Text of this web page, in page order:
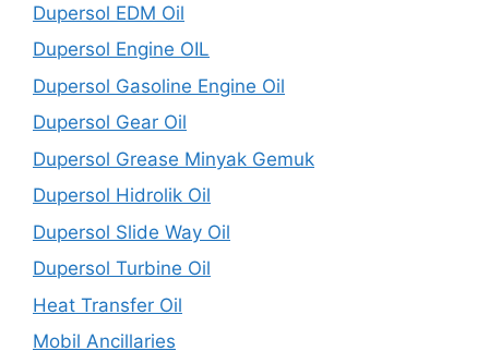
Dupersol EDM Oil
Dupersol Engine OIL
Dupersol Gasoline Engine Oil
Dupersol Gear Oil
Dupersol Grease Minyak Gemuk
Dupersol Hidrolik Oil
Dupersol Slide Way Oil
Dupersol Turbine Oil
Heat Transfer Oil
Mobil Ancillaries